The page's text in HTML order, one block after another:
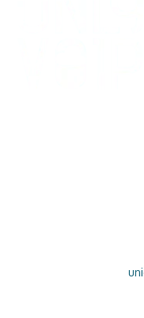
VOIP en profiteer van